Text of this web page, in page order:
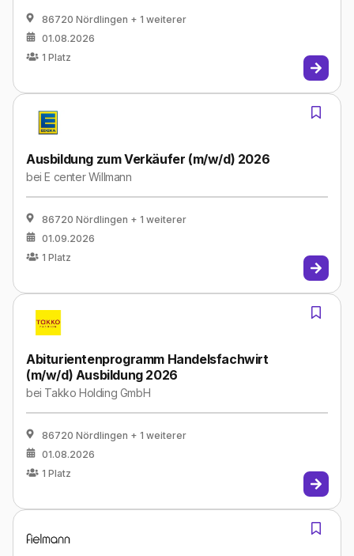
86720 Nördlingen + 1 weiterer
01.08.2026
1 Platz
Ausbildung zum Verkäufer (m/w/d) 2026
beiE center Willmann
86720 Nördlingen + 1 weiterer
01.09.2026
1 Platz
Abiturientenprogramm Handelsfachwirt
(m/w/d) Ausbildung 2026
bei Takko Holding GmbH
86720 Nördlingen + 1 weiterer
01.08.2026
1 Platz